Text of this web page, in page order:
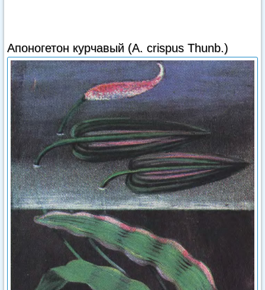
Апоногетон курчавый (A. crispus Thunb.)